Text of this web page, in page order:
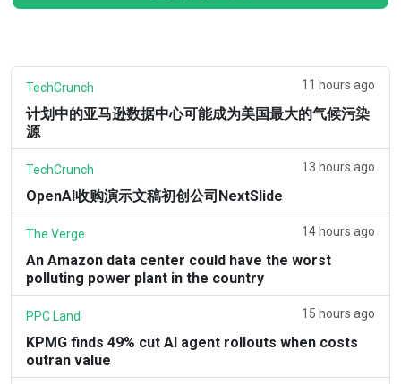
TechCrunch 11 hours ago
计划中的亚马逊数据中心可能成为美国最大的气候污染
源
TechCrunch 13 hours ago
OpenAI收购演示文稿初创公司NextSlide
The Verge 14 hours ago
An Amazon data center could have the worst
polluting power plant in the country
PPC Land 15 hours ago
KPMG finds 49% cut AI agent rollouts when costs
outran value